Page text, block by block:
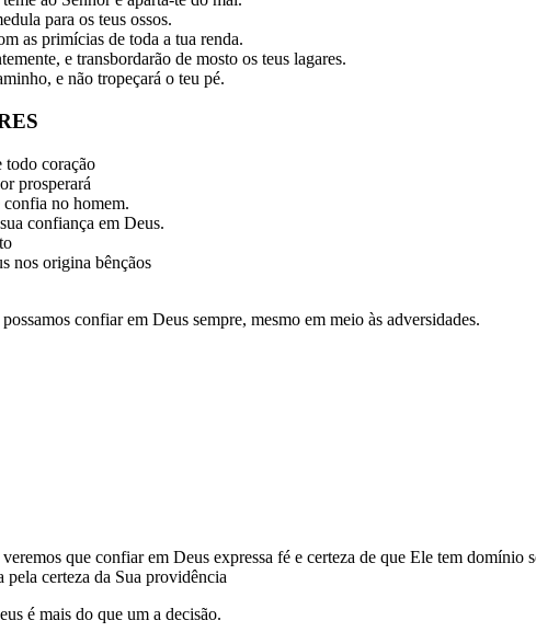
para os teus ossos.
as primícias de toda a tua renda.
e transbordarão de mosto os teus lagares.
e não tropeçará o teu pé.
coração
prosperará
no homem.
confiança em Deus.
nos origina bênçãos
confiar em Deus sempre, mesmo em meio às adversidades.
que confiar em Deus expressa fé e certeza de que Ele tem domínio
certeza da Sua providência
é mais do que um a decisão.